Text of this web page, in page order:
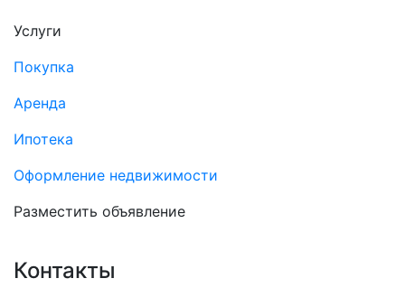
Услуги
Покупка
Аренда
Ипотека
Оформление недвижимости
Разместить объявление
Контакты